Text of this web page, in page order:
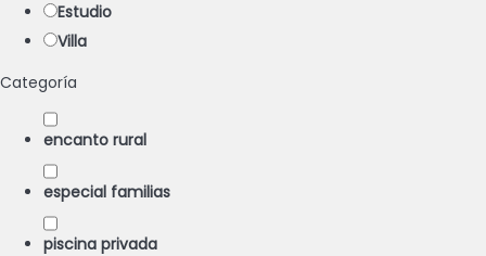
Estudio
Villa
Categoría
encanto rural
especial familias
piscina privada